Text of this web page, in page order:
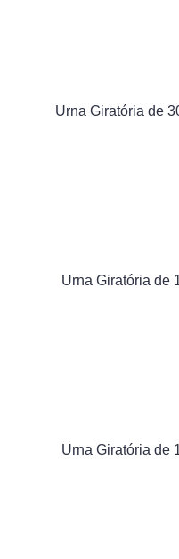
Urna Giratória de
Urna Giratória de
Urna Giratória de